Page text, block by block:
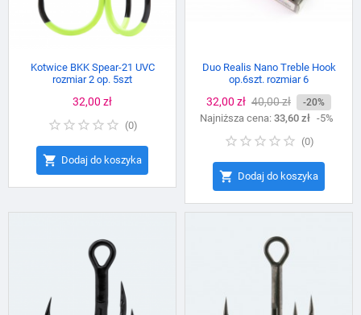
Kotwice BKK Spear-21 UVC
rozmiar 2 op. 5szt
Cena
32,00 zł
(0)
 Dodaj do koszyka
Duo Realis Nano Treble Hook
op.6szt. rozmiar 6
Cena
32,00 zł Cena
podstawowa
40,00 zł -20%
Najniższa cena: 33,60 zł -5%
(0)
 Dodaj do koszyka